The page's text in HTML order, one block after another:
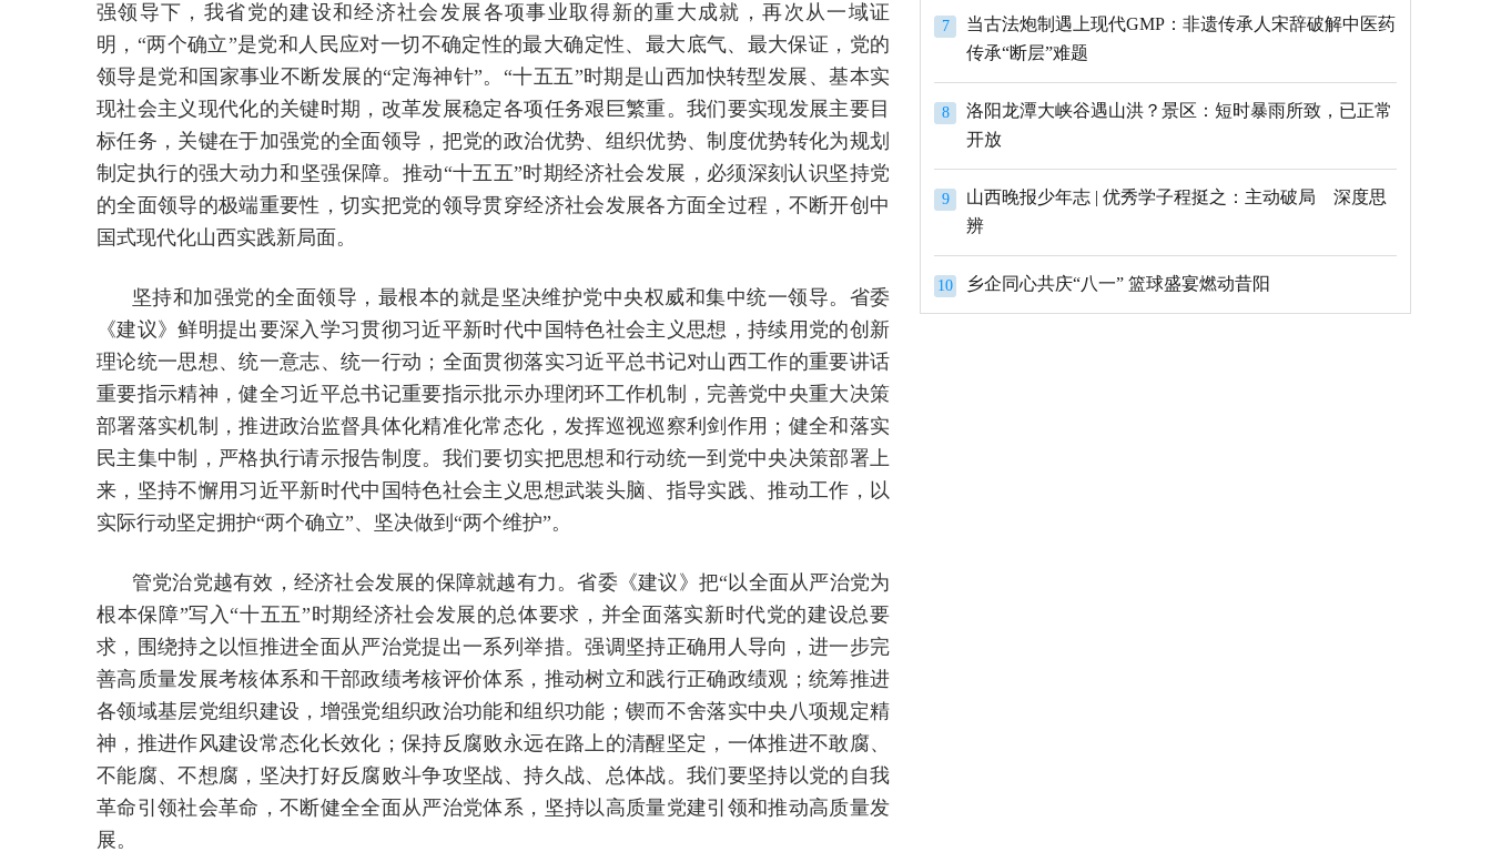
强领导下，我省党的建设和经济社会发展各项事业取得新的重大成就，再次从一域证
明，“两个确立”是党和人民应对一切不确定性的最大确定性、最大底气、最大保证，党的
领导是党和国家事业不断发展的“定海神针”。“十五五”时期是山西加快转型发展、基本实
现社会主义现代化的关键时期，改革发展稳定各项任务艰巨繁重。我们要实现发展主要目
标任务，关键在于加强党的全面领导，把党的政治优势、组织优势、制度优势转化为规划
制定执行的强大动力和坚强保障。推动“十五五”时期经济社会发展，必须深刻认识坚持党
的全面领导的极端重要性，切实把党的领导贯穿经济社会发展各方面全过程，不断开创中
国式现代化山西实践新局面。
坚持和加强党的全面领导，最根本的就是坚决维护党中央权威和集中统一领导。省委
《建议》鲜明提出要深入学习贯彻习近平新时代中国特色社会主义思想，持续用党的创新
理论统一思想、统一意志、统一行动；全面贯彻落实习近平总书记对山西工作的重要讲话
重要指示精神，健全习近平总书记重要指示批示办理闭环工作机制，完善党中央重大决策
部署落实机制，推进政治监督具体化精准化常态化，发挥巡视巡察利剑作用；健全和落实
民主集中制，严格执行请示报告制度。我们要切实把思想和行动统一到党中央决策部署上
来，坚持不懈用习近平新时代中国特色社会主义思想武装头脑、指导实践、推动工作，以
实际行动坚定拥护“两个确立”、坚决做到“两个维护”。
管党治党越有效，经济社会发展的保障就越有力。省委《建议》把“以全面从严治党为
根本保障”写入“十五五”时期经济社会发展的总体要求，并全面落实新时代党的建设总要
求，围绕持之以恒推进全面从严治党提出一系列举措。强调坚持正确用人导向，进一步完
善高质量发展考核体系和干部政绩考核评价体系，推动树立和践行正确政绩观；统筹推进
各领域基层党组织建设，增强党组织政治功能和组织功能；锲而不舍落实中央八项规定精
神，推进作风建设常态化长效化；保持反腐败永远在路上的清醒坚定，一体推进不敢腐、
不能腐、不想腐，坚决打好反腐败斗争攻坚战、持久战、总体战。我们要坚持以党的自我
革命引领社会革命，不断健全全面从严治党体系，坚持以高质量党建引领和推动高质量发
展。
7
当古法炮制遇上现代GMP：非遗传承人宋辞破解中医药
传承“断层”难题
8
洛阳龙潭大峡谷遇山洪？景区：短时暴雨所致，已正常
开放
9
山西晚报少年志 | 优秀学子程挺之：主动破局 深度思
辨
10 乡企同心共庆“八一” 篮球盛宴燃动昔阳